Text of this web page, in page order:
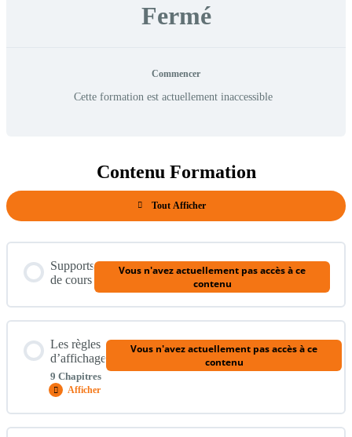
Fermé
Commencer
Cette formation est actuellement inaccessible
Contenu Formation
Tout Afficher
Modules
Supports
de cours
Vous n'avez actuellement pas accès à ce
contenu
Les règles
d’affichage
9 Chapitres
Vous n'avez actuellement pas accès à ce
contenu
Afficher
Les